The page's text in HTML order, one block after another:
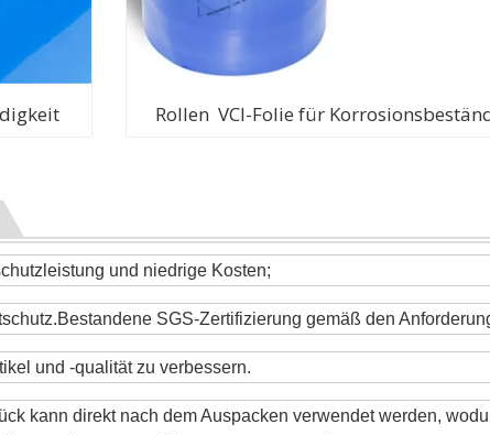
RollenVCI-Folie für
und niedrige Kosten;
SGS-Zertifizierung gemäß den
und -qualität zu verbessern.
kann direkt nach dem Auspacken verwendet werden,